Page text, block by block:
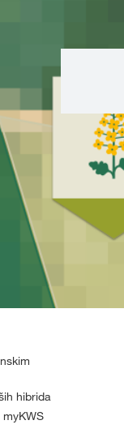
hibrida